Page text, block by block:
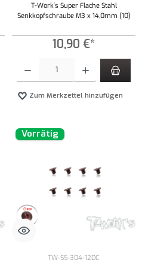
T-Work´s Super Flache Stahl
Senkkopfschraube M3 x 14,0mm (10)
10,90 €*
Zum Merkzettel hinzufügen
Vorrätig
TW-SS-304-12DC